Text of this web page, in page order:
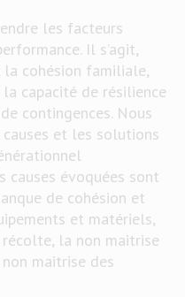
les facteurs
Il s’agit,
cohésion familiale,
capacité de résilience
contingences. Nous
et les solutions
causes évoquées sont
de cohésion et
et matériels,
la non maitrise
maitrise des